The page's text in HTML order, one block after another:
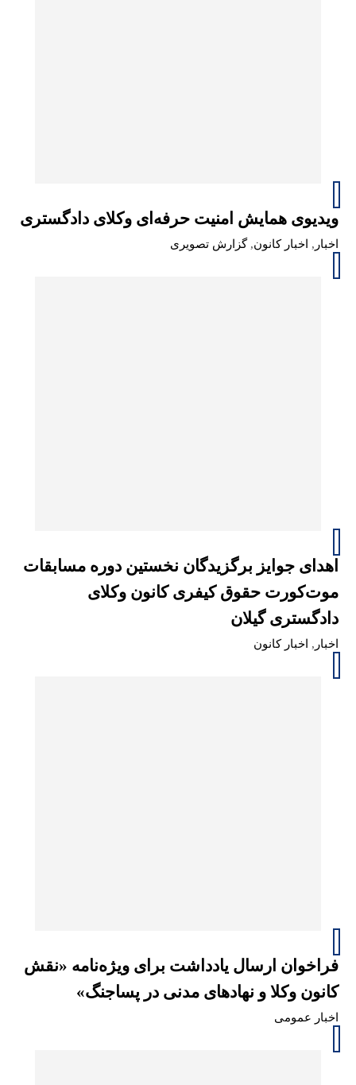
ویدیوی همایش امنیت حرفه‌ای وکلای دادگستری
اخبار , اخبار کانون,گزارش تصویری
اهدای جوایز برگزیدگان نخستین دوره مسابقات
موت‌کورت حقوق کیفری کانون وکلای
دادگستری گیلان
اخبار , اخبار کانون
فراخوان ارسال یادداشت برای ویژه‌نامه «نقش
کانون وکلا و نهادهای مدنی در پساجنگ»
اخبار عمومی